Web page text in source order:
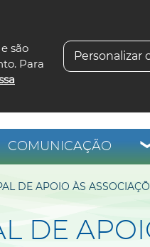
são
Para
Personalizar
COMUNICAÇÃO
DE APOIO ÀS
DE